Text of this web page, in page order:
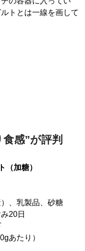
トとは一線を画して
感”が評判
（加糖）
、乳製品、砂糖
20日
あたり）